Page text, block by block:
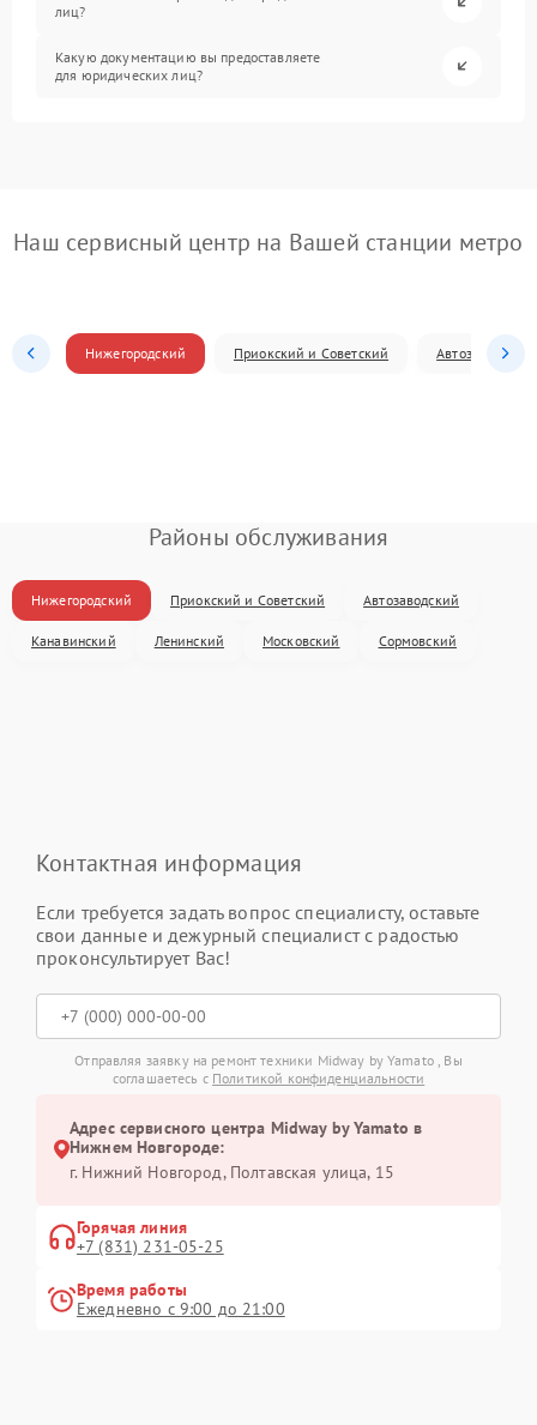
лиц?
Какую документацию вы предоставляете
для юридических лиц?
Наш сервисный центр на Вашей станции метро
Нижегородский Приокский и Советский Автозаводский
Районы обслуживания
Нижегородский Приокский и Советский Автозаводский
Канавинский Ленинский Московский Сормовский
Контактная информация
Если требуется задать вопрос специалисту, оставьте
свои данные и дежурный специалист с радостью
проконсультирует Вас!
Отправляя заявку на ремонт техники Midway by Yamato , Вы
соглашаетесь с Политикой конфиденциальности
Адрес сервисного центра Midway by Yamato в
Нижнем Новгороде:
г. Нижний Новгород, Полтавская улица, 15
Горячая линия
+7 (831) 231-05-25
Время работы
Ежедневно с 9:00 до 21:00